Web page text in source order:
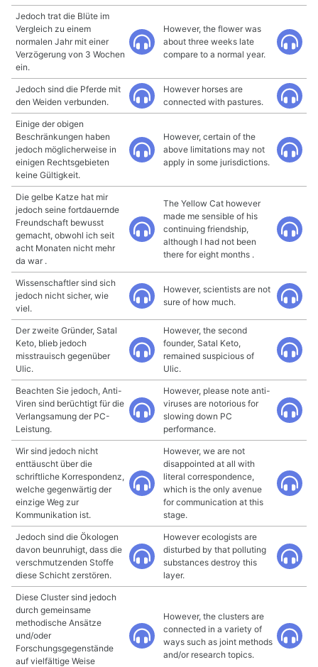
Jedoch trat die Blüte im
Vergleich zu einem
normalen Jahr mit einer
Verzögerung von 3 Wochen
ein.
However, the flower was
about three weeks late
compare to a normal year.
Jedoch sind die Pferde mit
den Weiden verbunden.
However horses are
connected with pastures.
Einige der obigen
Beschränkungen haben
jedoch möglicherweise in
einigen Rechtsgebieten
keine Gültigkeit.
However, certain of the
above limitations may not
apply in some jurisdictions.
Die gelbe Katze hat mir
jedoch seine fortdauernde
Freundschaft bewusst
gemacht, obwohl ich seit
acht Monaten nicht mehr
da war .
The Yellow Cat however
made me sensible of his
continuing friendship,
although I had not been
there for eight months .
Wissenschaftler sind sich
jedoch nicht sicher, wie
viel.
However, scientists are not
sure of how much.
Der zweite Gründer, Satal
Keto, blieb jedoch
misstrauisch gegenüber
Ulic.
However, the second
founder, Satal Keto,
remained suspicious of
Ulic.
Beachten Sie jedoch, Anti-
Viren sind berüchtigt für die
Verlangsamung der PC-
Leistung.
However, please note anti-
viruses are notorious for
slowing down PC
performance.
Wir sind jedoch nicht
enttäuscht über die
schriftliche Korrespondenz,
welche gegenwärtig der
einzige Weg zur
Kommunikation ist.
However, we are not
disappointed at all with
literal correspondence,
which is the only avenue
for communication at this
stage.
Jedoch sind die Ökologen
davon beunruhigt, dass die
verschmutzenden Stoffe
diese Schicht zerstören.
However ecologists are
disturbed by that polluting
substances destroy this
layer.
Diese Cluster sind jedoch
durch gemeinsame
methodische Ansätze
und/oder
Forschungsgegenstände
auf vielfältige Weise
However, the clusters are
connected in a variety of
ways such as joint methods
and/or research topics.